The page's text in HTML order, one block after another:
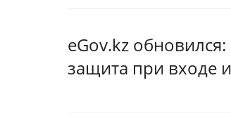
eGov.kz
защита при входе